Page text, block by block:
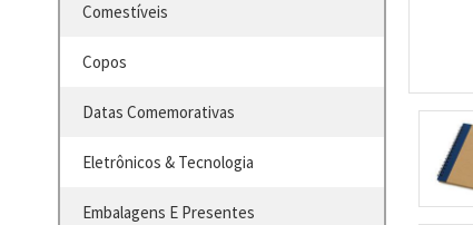
Comestíveis
Copos
Datas Comemorativas
Eletrônicos & Tecnologia
Embalagens E Presentes